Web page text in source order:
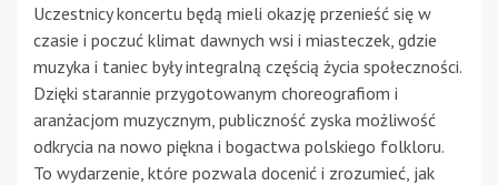
Uczestnicy koncertu będą mieli okazję przenieść się w
czasie i poczuć klimat dawnych wsi i miasteczek, gdzie
muzyka i taniec były integralną częścią życia społeczności.
Dzięki starannie przygotowanym choreografiom i
aranżacjom muzycznym, publiczność zyska możliwość
odkrycia na nowo piękna i bogactwa polskiego folkloru.
To wydarzenie, które pozwala docenić i zrozumieć, jak